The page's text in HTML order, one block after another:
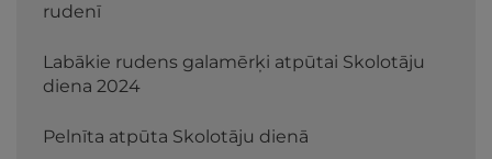
rudenī
Labākie rudens galamērķi atpūtai Skolotāju
diena 2024
Pelnīta atpūta Skolotāju dienā